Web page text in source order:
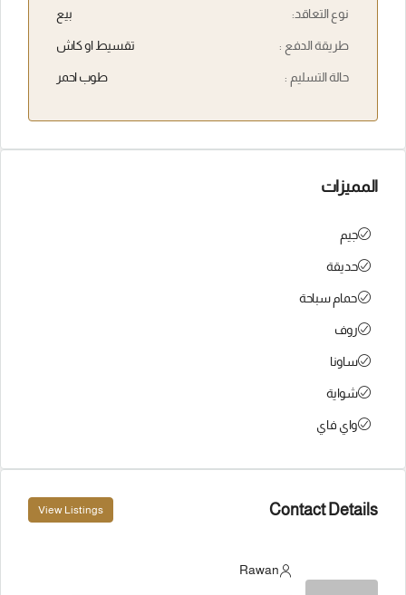
نوع التعاقد: بيع
طريقة الدفع : تقسيط او كاش
حالة التسليم : طوب احمر
المميزات
جيم
حديقة
حمام سباحة
روف
ساونا
شواية
واي فاي
Contact Details
View Listings
Rawan